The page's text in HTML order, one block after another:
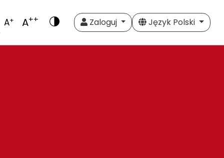
A+ A++ Zaloguj Język Polski